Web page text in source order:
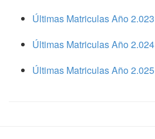
Últimas Matriculas Año 2.023
Últimas Matriculas Año 2.024
Últimas Matriculas Año 2.025